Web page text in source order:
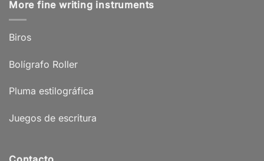
More fine writing instruments
Biros
Bolígrafo Roller
Pluma estilográfica
Juegos de escritura